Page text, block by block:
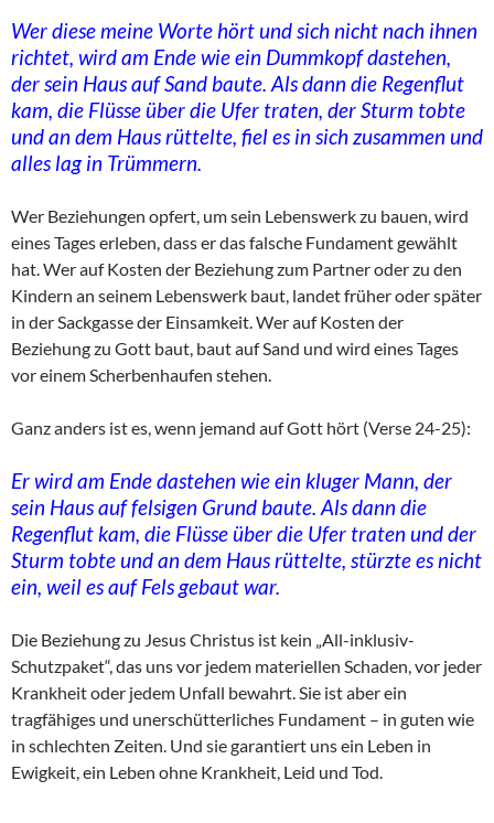
Wer diese meine Worte hört und sich nicht nach ihnen
richtet, wird am Ende wie ein Dummkopf dastehen,
der sein Haus auf Sand baute. Als dann die Regenflut
kam, die Flüsse über die Ufer traten, der Sturm tobte
und an dem Haus rüttelte, fiel es in sich zusammen und
alles lag in Trümmern.
Wer Beziehungen opfert, um sein Lebenswerk zu bauen, wird
eines Tages erleben, dass er das falsche Fundament gewählt
hat. Wer auf Kosten der Beziehung zum Partner oder zu den
Kindern an seinem Lebenswerk baut, landet früher oder später
in der Sackgasse der Einsamkeit. Wer auf Kosten der
Beziehung zu Gott baut, baut auf Sand und wird eines Tages
vor einem Scherbenhaufen stehen.
Ganz anders ist es, wenn jemand auf Gott hört (Verse 24-25):
Er wird am Ende dastehen wie ein kluger Mann, der
sein Haus auf felsigen Grund baute. Als dann die
Regenflut kam, die Flüsse über die Ufer traten und der
Sturm tobte und an dem Haus rüttelte, stürzte es nicht
ein, weil es auf Fels gebaut war.
Die Beziehung zu Jesus Christus ist kein „All-inklusiv-
Schutzpaket“, das uns vor jedem materiellen Schaden, vor jeder
Krankheit oder jedem Unfall bewahrt. Sie ist aber ein
tragfähiges und unerschütterliches Fundament – in guten wie
in schlechten Zeiten. Und sie garantiert uns ein Leben in
Ewigkeit, ein Leben ohne Krankheit, Leid und Tod.